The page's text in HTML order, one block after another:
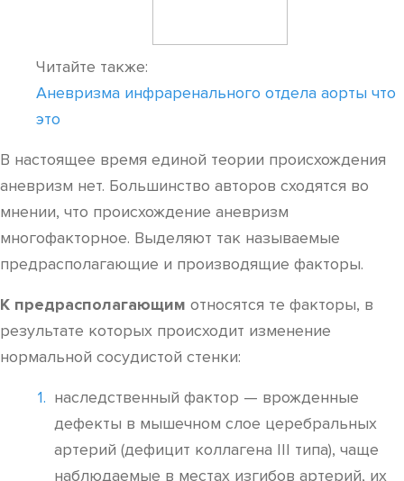
Читайте также:
Аневризма инфраренального отдела аорты что
это
В настоящее время единой теории происхождения
аневризм нет. Большинство авторов сходятся во
мнении, что происхождение аневризм
многофакторное. Выделяют так называемые
предрасполагающие и производящие факторы.
К предрасполагающим относятся те факторы, в
результате которых происходит изменение
нормальной сосудистой стенки:
наследственный фактор — врожденные
дефекты в мышечном слое церебральных
артерий (дефицит коллагена III типа), чаще
наблюдаемые в местах изгибов артерий, их